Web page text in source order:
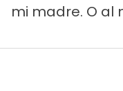
mi madre. O al